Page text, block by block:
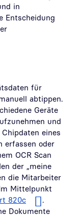
in
Entscheidung
für
abtippen.
Geräte
und
eines
erfassen oder
OCR Scan
der „meine
die Mitarbeiter
Mittelpunkt
820c
Dokumente